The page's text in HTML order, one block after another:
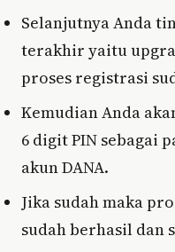
Selanjutnya Anda
terakhir yaitu
proses registrasi
Kemudian Anda
6 digit PIN sebagai
akun DANA.
Jika sudah maka
sudah berhasil dan